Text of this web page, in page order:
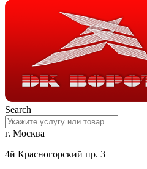
Search
г. Москва
4й Красногорский пр. 3